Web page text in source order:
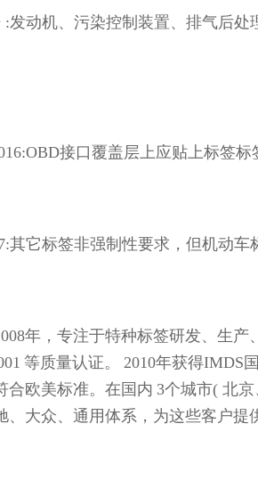
:发动机、污染控制装置、排气后
接口覆盖层上应贴上标签
其它标签非强制性要求，但机动车
年，专注于特种标签研发、生产
等质量认证。 2010年获得IMDS
合欧美标准。在国内 3个城市( 北京
、大众、通用体系，为这些客户提